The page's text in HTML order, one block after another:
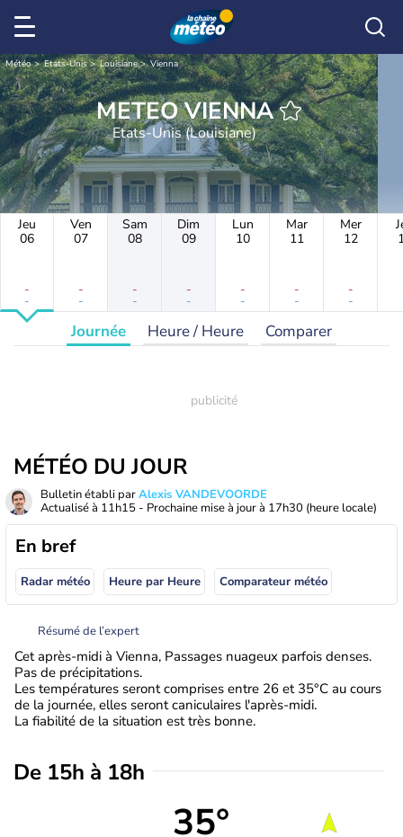
Météo Etats-Unis Louisiane Vienna
METEO VIENNA
Etats-Unis (Louisiane)
Jeu
06
-
-
Ven
07
-
-
Sam
08
-
-
Dim
09
-
-
Lun
10
-
-
Mar
11
-
-
Mer
12
-
-
Journée Heure / Heure Comparer
MÉTÉO DU JOUR
Bulletin établi parAlexis VANDEVOORDE
Actualisé à 11h15 - Prochaine mise à jour à 17h30 (heure locale)
En bref
Radar météo Heure par Heure Comparateur météo
Résumé de l’expert
Cet après-midi à Vienna, Passages nuageux parfois denses.
Pas de précipitations.
Les températures seront comprises entre 26 et 35°C au cours
de la journée, elles seront caniculaires l'après-midi.
La fiabilité de la situation est très bonne.
De 15h à 18h
35°